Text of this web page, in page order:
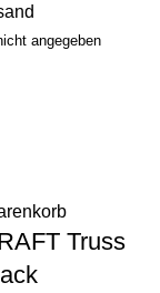
angegeben
Truss